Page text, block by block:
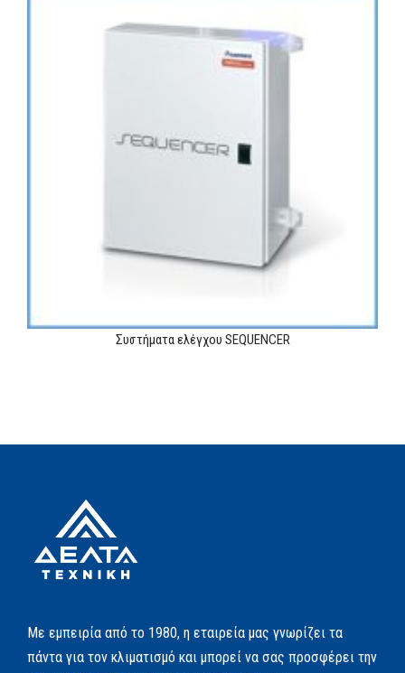
Συστήματα ελέγχου SEQUENCER
Με εμπειρία από το 1980, η εταιρεία μας γνωρίζει τα
πάντα για τον κλιματισμό και μπορεί να σας προσφέρει την